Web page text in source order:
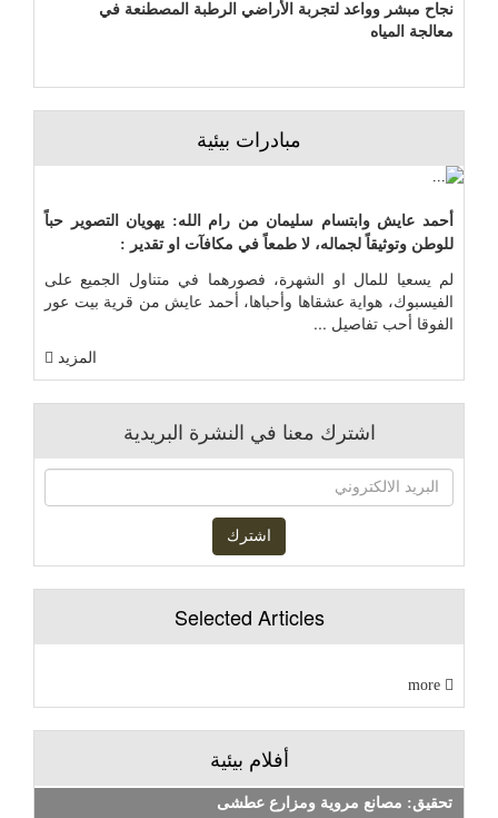
نجاح مبشر وواعد لتجربة الأراضي الرطبة المصطنعة في
معالجة المياه
مبادرات بيئية
أحمد عايش وابتسام سليمان من رام الله: يهويان التصوير حباً
للوطن وتوثيقاً لجماله، لا طمعاً في مكافآت او تقدير :
لم يسعيا للمال او الشهرة، فصورهما في متناول الجميع على
الفيسبوك، هواية عشقاها وأحباها، أحمد عايش من قرية بيت عور
الفوقا أحب تفاصيل ...
المزيد
اشترك معنا في النشرة البريدية
Selected Articles
أفلام بيئية
تحقيق: مصانع مروية ومزارع عطشى